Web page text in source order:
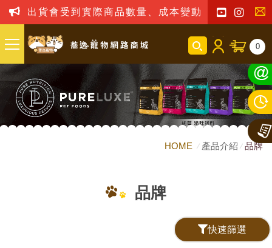
受到實際商品數量、成本變動之影響，我司保留訂單接
聯
我
們
0
HOME 產品介紹 品牌
品牌
快速篩選